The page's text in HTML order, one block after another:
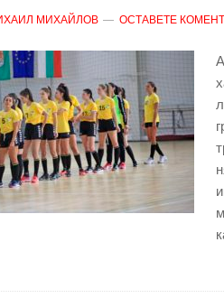
МИХАЙЛОВ ОСТАВЕТЕ